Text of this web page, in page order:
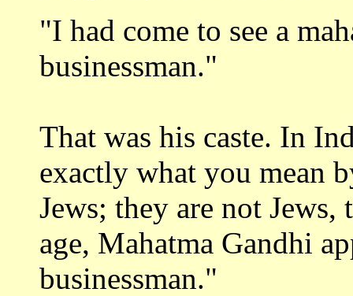
"I had come to see a
businessman."
That was his caste. In
exactly what you mean
Jews; they are not Jews,
age, Mahatma Gandhi
businessman."